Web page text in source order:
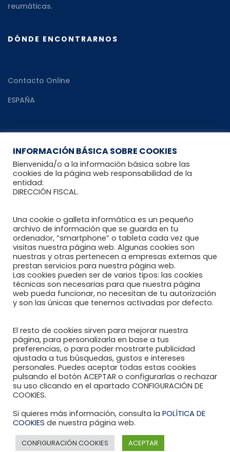
reumáticas.
DÓNDE ENCONTRARNOS
Contacto Online
ESPAÑA
Recomendaciones al paciente reumático
Enlaces de interés
DOCUMENTOS
Política de Privacidad
Política de Cookies
Aviso Legal
Reumahealth © 2020 diseñado por Brigrom
INFORMACIÓN BÁSICA SOBRE COOKIES
Bienvenida/o a la información básica sobre las
cookies de la página web responsabilidad de la
entidad:
DIRECCIÓN FISCAL.
Una cookie o galleta informática es un pequeño
archivo de información que se guarda en tu
ordenador, “smartphone” o tableta cada vez que
visitas nuestra página web. Algunas cookies son
nuestras y otras pertenecen a empresas externas que
prestan servicios para nuestra página web.
Las cookies pueden ser de varios tipos: las cookies
técnicas son necesarias para que nuestra página
web pueda funcionar, no necesitan de tu autorización
y son las únicas que tenemos activadas por defecto.
El resto de cookies sirven para mejorar nuestra
página, para personalizarla en base a tus
preferencias, o para poder mostrarte publicidad
ajustada a tus búsquedas, gustos e intereses
personales. Puedes aceptar todas estas cookies
pulsando el botón ACEPTAR o configurarlas o rechazar
su uso clicando en el apartado CONFIGURACIÓN DE
COOKIES.
Si quieres más información, consulta la POLÍTICA DE
COOKIES de nuestra página web.
CONFIGURACIÓN COOKIES ACEPTAR